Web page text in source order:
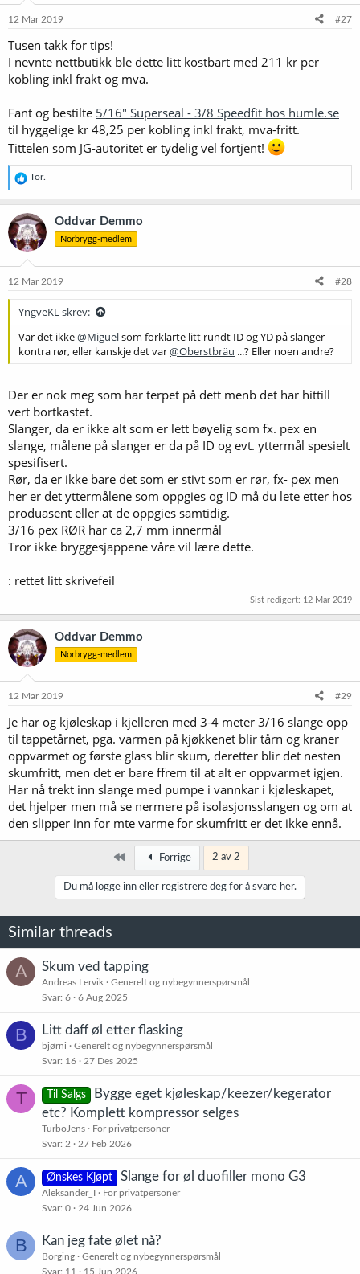
12 Mar 2019 #27
Tusen takk for tips!
I nevnte nettbutikk ble dette litt kostbart med 211 kr per
kobling inkl frakt og mva.
Fant og bestilte 5/16" Superseal - 3/8 Speedfit hos humle.se
til hyggelige kr 48,25 per kobling inkl frakt, mva-fritt.
Tittelen som JG-autoritet er tydelig vel fortjent!
R
e
a
k
s
j
o
e
Tor.
Oddvar Demmo
Norbrygg-medlem
12 Mar 2019 #28
YngveKL skrev:
Var det ikke@Miguelsom forklarte litt rundt ID og YD på slanger
kontra rør, eller kanskje det var@Oberstbräu ...? Eller noen andre?
Der er nok meg som har terpet på dett menb det har hittill
vert bortkastet.
Slanger, da er ikke alt som er lett bøyelig som fx. pex en
slange, målene på slanger er da på ID og evt. yttermål spesielt
spesifisert.
Rør, da er ikke bare det som er stivt som er rør, fx- pex men
her er det yttermålene som oppgies og ID må du lete etter hos
produasent eller at de oppgies samtidig.
3/16 pex RØR har ca 2,7 mm innermål
Tror ikke bryggesjappene våre vil lære dette.
: rettet litt skrivefeil
Sist redigert: 12 Mar 2019
Oddvar Demmo
Norbrygg-medlem
12 Mar 2019 #29
Je har og kjøleskap i kjelleren med 3-4 meter 3/16 slange opp
til tappetårnet, pga. varmen på kjøkkenet blir tårn og kraner
oppvarmet og første glass blir skum, deretter blir det nesten
skumfritt, men det er bare ffrem til at alt er oppvarmet igjen.
Har nå trekt inn slange med pumpe i vannkar i kjøleskapet,
det hjelper men må se nermere på isolasjonsslangen og om at
den slipper inn for mte varme for skumfritt er det ikke ennå.
Først Forrige 2 av 2
Du må logge inn eller registrere deg for å svare her.
Similar threads
A Skum ved tapping
Andreas Lervik
Generelt og nybegynnerspørsmål
Svar 6 6 Aug 2025
B Litt daff øl etter flasking
bjørni
Generelt og nybegynnerspørsmål
Svar 16 27 Des 2025
T Til Salgs
Bygge eget kjøleskap/keezer/kegerator
etc? Komplett kompressor selges
TurboJens
For privatpersoner
Svar 2 27 Feb 2026
A Ønskes Kjøpt Slange for øl duofiller mono G3
Aleksander_I
For privatpersoner
Svar 0 24 Jun 2026
B Kan jeg fate ølet nå?
Borging
Generelt og nybegynnerspørsmål
Svar 11 15 Jun 2026